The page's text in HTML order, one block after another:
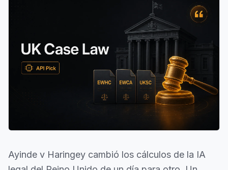
Ayinde v Haringey cambió los cálculos de la IA